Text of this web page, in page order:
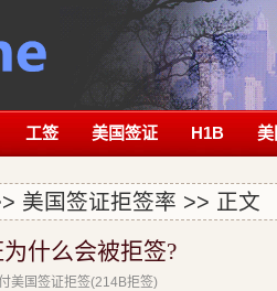
工签 美国签证 H1B 美
美国签证拒签率 >> 正文
什么会被拒签?
美国签证拒签(214B拒签)